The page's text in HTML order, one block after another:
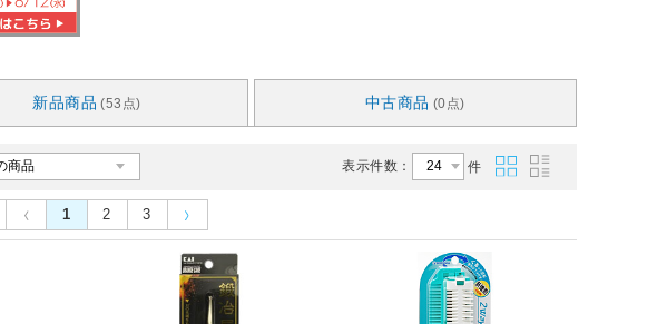
新品商品 (53点) 中古商品 (0点)
表示件数： 件
1 2 3